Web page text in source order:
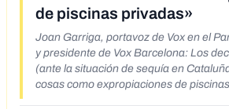
de piscinas privadas»
Joan Garriga, portavoz de Vox en el
y presidente de Vox Barcelona: Los
(ante la situación de sequía en
cosas como expropiaciones de